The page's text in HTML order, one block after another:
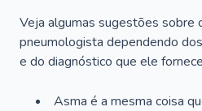
Veja algumas sugestões sobre
pneumologista dependendo
e do diagnóstico que ele
Asma é a mesma coisa